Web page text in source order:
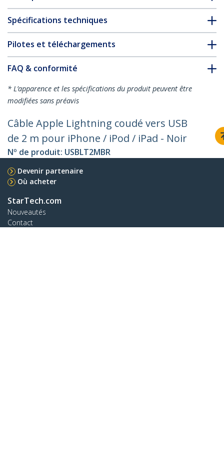
Spécifications techniques
Pilotes et téléchargements
FAQ & conformité
* L’apparence et les spécifications du produit peuvent être
modifiées sans préavis
Câble Apple Lightning coudé vers USB
de 2 m pour iPhone / iPod / iPad - Noir
Nº de produit: USBLT2MBR
Devenir partenaire
Où acheter
StarTech.com
Nouveautés
Contact